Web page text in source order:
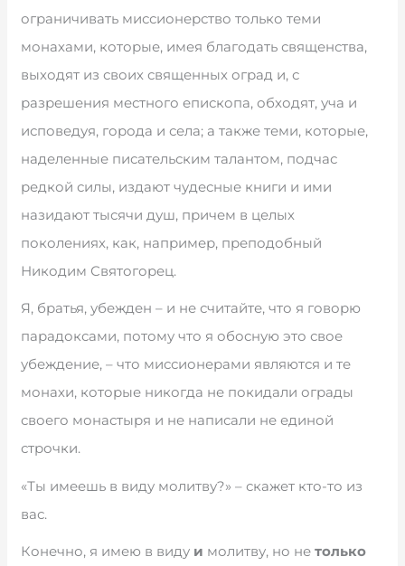
ограничивать миссионерство только теми
монахами, которые, имея благодать священства,
выходят из своих священных оград и, с
разрешения местного епископа, обходят, уча и
исповедуя, города и села; а также теми, которые,
наделенные писательским талантом, подчас
редкой силы, издают чудесные книги и ими
назидают тысячи душ, причем в целых
поколениях, как, например, преподобный
Никодим Святогорец.
Я, братья, убежден – и не считайте, что я говорю
парадоксами, потому что я обосную это свое
убеждение, – что миссионерами являются и те
монахи, которые никогда не покидали ограды
своего монастыря и не написали не единой
строчки.
«Ты имеешь в виду молитву?» – скажет кто-то из
вас.
Конечно, я имею в виду и молитву, но нетолько